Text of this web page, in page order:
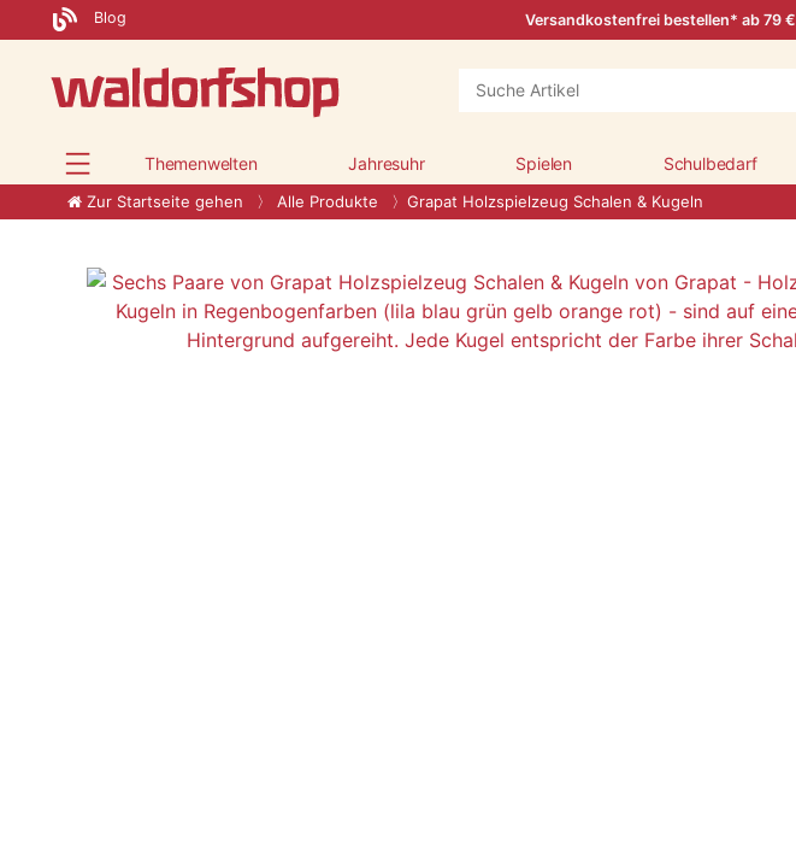
Blog Versandkostenfrei bestellen* ab 79 €
Themenwelten Jahresuhr Spielen Schulbedarf
Zur Startseite gehen Alle Produkte Grapat Holzspielzeug Schalen & Kugeln